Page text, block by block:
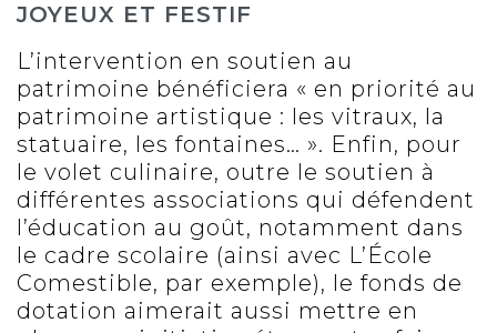
JOYEUX ET FESTIF
L’intervention en soutien au
patrimoine bénéficiera « en priorité au
patrimoine artistique : les vitraux, la
statuaire, les fontaines… ». Enfin, pour
le volet culinaire, outre le soutien à
différentes associations qui défendent
l’éducation au goût, notamment dans
le cadre scolaire (ainsi avec L’École
Comestible, par exemple), le fonds de
dotation aimerait aussi mettre en